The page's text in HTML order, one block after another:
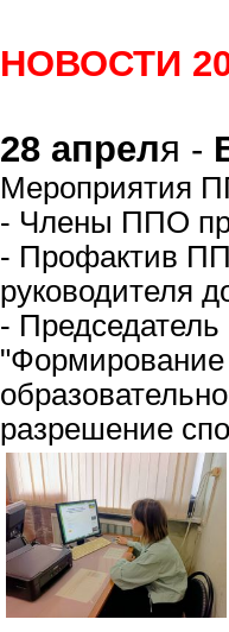
НОВОСТИ
28 апреля -
Мероприятия
- Члены ППО
- Профактив
руководителя
-
"Формирование
разрешение